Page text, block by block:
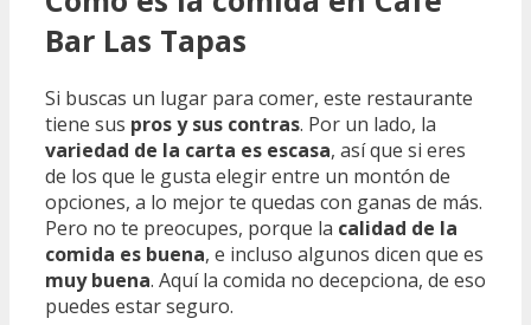
Bar Las Tapas
Si buscas un lugar para comer, este restaurante
tiene sus pros y sus contras. Por un lado, la
variedad de la carta es escasa, así que si eres
de los que le gusta elegir entre un montón de
opciones, a lo mejor te quedas con ganas de más.
Pero no te preocupes, porque la calidad de la
comida es buena, e incluso algunos dicen que es
muy buena. Aquí la comida no decepciona, de eso
puedes estar seguro.